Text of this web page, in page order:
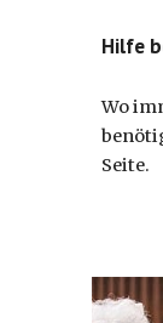
Hilfe
Wo
Seite.